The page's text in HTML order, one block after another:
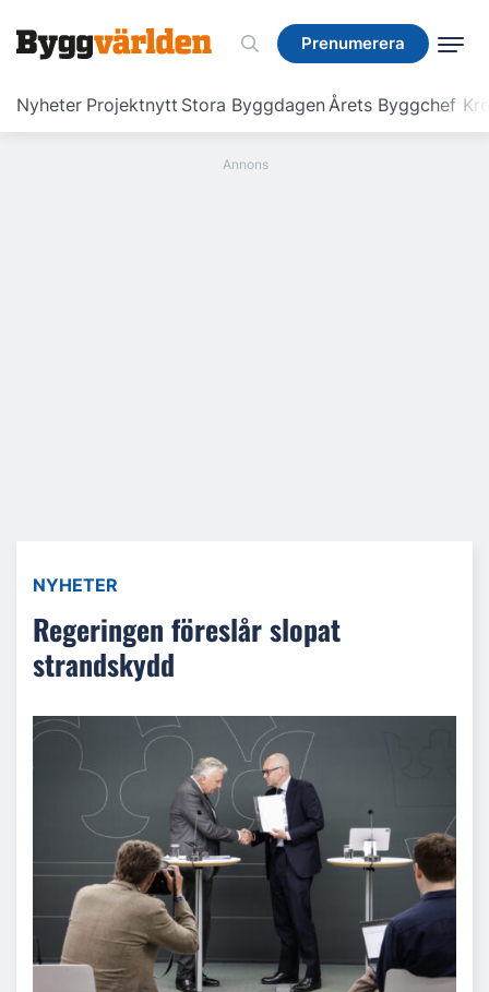
Prenumerera
Nyheter Projektnytt Stora ByggdagenÅrets Byggchef
Prenumerera
NYHETER
Regeringen föreslår slopat
strandskydd